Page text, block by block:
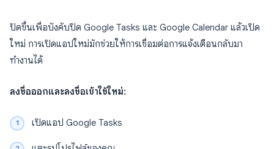
ปัดขึ้นเพื่อบังคับปิด Google Tasks และ Google Calendar แล้วเปิด
ใหม่ การเปิดแอปใหม่มักช่วยให้การเชื่อมต่อการแจ้งเตือนกลับมา
ทำงานได้
ลงชื่อออกและลงชื่อเข้าใช้ใหม่:
เปิดแอป Google Tasks